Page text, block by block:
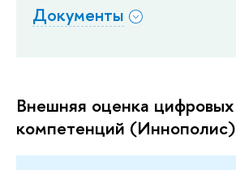
Документы
Внешняя оценка цифровых
компетенций (Иннополис)